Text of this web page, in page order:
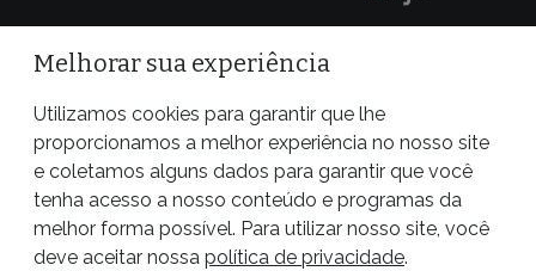
Site desenvolvido por
Melhorar sua experiência
Utilizamos cookies para garantir que lhe
proporcionamos a melhor experiência no nosso site
e coletamos alguns dados para garantir que você
tenha acesso a nosso conteúdo e programas da
melhor forma possível. Para utilizar nosso site, você
deve aceitar nossa política de privacidade.